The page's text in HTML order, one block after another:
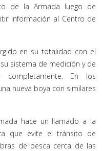
de la Armada luego de
información al Centro de
en su totalidad con el
sistema de medición y de
completamente. En los
nueva boya con similares
hace un llamado a la
que evite el tránsito de
de pesca cerca de las